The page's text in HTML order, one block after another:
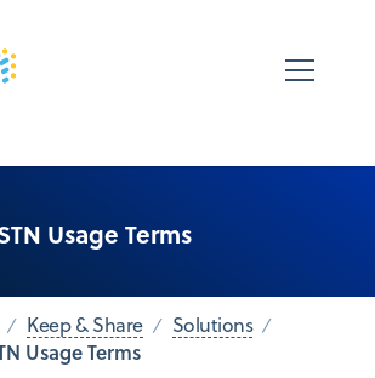
Usage Terms
Keep & Share Solutions
Usage Terms